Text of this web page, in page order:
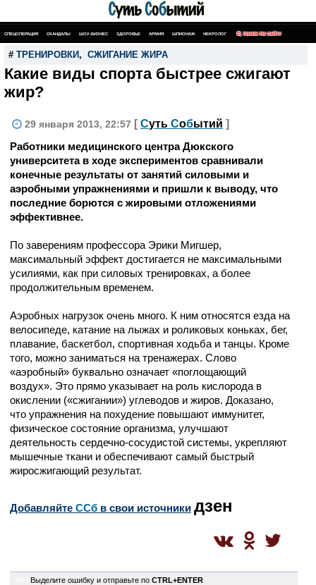
СПЕЦОПЕРАЦИЯ СКАНДАЛЫ ШОУ-БИЗНЕС ЗДОРОВЬЕ АРМИЯ ШПИОНАЖ НЕКРОЛОГ ПОИСК ПО САЙТУ
# ТРЕНИРОВКИ , СЖИГАНИЕ ЖИРА
Какие виды спорта быстрее сжигают
жир?
29 января 2013, 22:57 [ Суть Событий ]
Работники медицинского центра Дюкского
университета в ходе экспериментов сравнивали
конечные результаты от занятий силовыми и
аэробными упражнениями и пришли к выводу, что
последние борются с жировыми отложениями
эффективнее.
По заверениям профессора Эрики Мигшер,
максимальный эффект достигается не максимальными
усилиями, как при силовых тренировках, а более
продолжительным временем.
Аэробных нагрузок очень много. К ним относятся езда на
велосипеде, катание на лыжах и роликовых коньках, бег,
плавание, баскетбол, спортивная ходьба и танцы. Кроме
того, можно заниматься на тренажерах. Слово
«аэробный» буквально означает «поглощающий
воздух». Это прямо указывает на роль кислорода в
окислении («сжигании») углеводов и жиров. Доказано,
что упражнения на похудение повышают иммунитет,
физическое состояние организма, улучшают
деятельность сердечно-сосудистой системы, укрепляют
мышечные ткани и обеспечивают самый быстрый
жиросжигающий результат.
Добавляйте CСб в свои источники дзен
Выделите ошибку и отправьте по CTRL+ENTER